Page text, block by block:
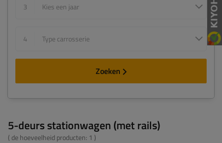
3 Kies een jaar
4 Type carrosserie
Zoeken
5-deurs stationwagen (met rails)
( de hoeveelheid producten: 1 )